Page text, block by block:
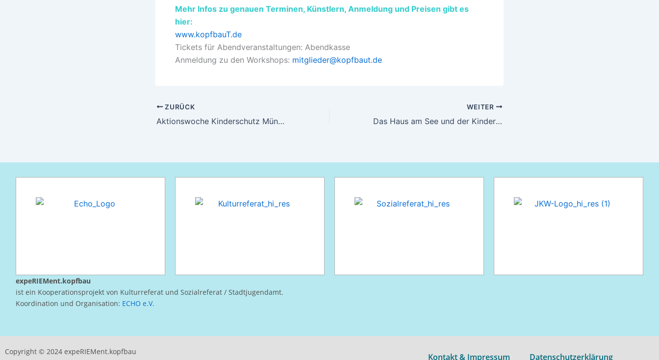
Mehr Infos zu genauen Terminen, Künstlern, Anmeldung und Preisen gibt es
hier:
www.kopfbauT.de
Tickets für Abendveranstaltungen: Abendkasse
Anmeldung zu den Workshops: mitglieder@kopfbaut.de
ZURÜCK
Aktionswoche Kinderschutz München
WEITER
Das Haus am See und der Kinderschutz München laden ein!
expeRIEMent.kopfbau
ist ein Kooperationsprojekt von Kulturreferat und Sozialreferat / Stadtjugendamt.
Koordination und Organisation: ECHO e.V.
Copyright © 2024 expeRIEMent.kopfbau
Kontakt & Impressum Datenschutzerklärung